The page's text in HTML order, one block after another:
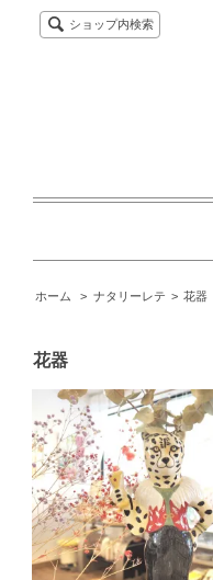
ショップ内検索
ホーム > ナタリーレテ > 花器
花器